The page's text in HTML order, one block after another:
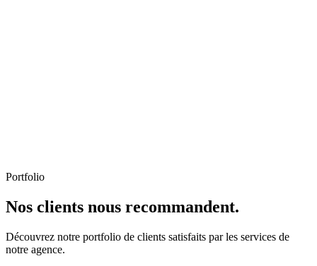
Portfolio
Nos clients nous recommandent.
Découvrez notre portfolio de clients satisfaits par les services de
notre agence.